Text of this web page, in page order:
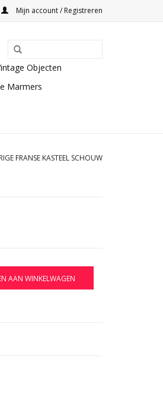
Mijn account / Registreren
Objecten
Marmers
FRANSE KASTEEL SCHOUW
AAN WINKELWAGEN